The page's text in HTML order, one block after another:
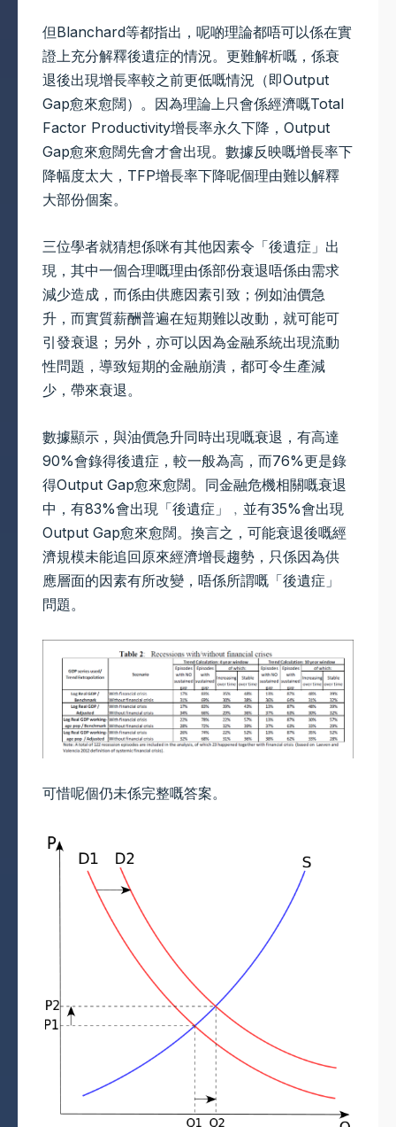
但Blanchard等都指出，呢啲理論都唔可以係在實
證上充分解釋後遺症的情況。更難解析嘅，係衰
退後出現增長率較之前更低嘅情況（即Output
Gap愈來愈闊）。因為理論上只會係經濟嘅Total
Factor Productivity增長率永久下降，Output
Gap愈來愈闊先會才會出現。數據反映嘅增長率下
降幅度太大，TFP增長率下降呢個理由難以解釋
大部份個案。
三位學者就猜想係咪有其他因素令「後遺症」出
現，其中一個合理嘅理由係部份衰退唔係由需求
減少造成，而係由供應因素引致；例如油價急
升，而實質薪酬普遍在短期難以改動，就可能可
引發衰退；另外，亦可以因為金融系統出現流動
性問題，導致短期的金融崩潰，都可令生產減
少，帶來衰退。
數據顯示，與油價急升同時出現嘅衰退，有高達
90%會錄得後遺症，較一般為高，而76%更是錄
得Output Gap愈來愈闊。同金融危機相關嘅衰退
中，有83%會出現「後遺症」﹐並有35%會出現
Output Gap愈來愈闊。換言之，可能衰退後嘅經
濟規模未能追回原來經濟增長趨勢，只係因為供
應層面的因素有所改變，唔係所謂嘅「後遺症」
問題。
可惜呢個仍未係完整嘅答案。